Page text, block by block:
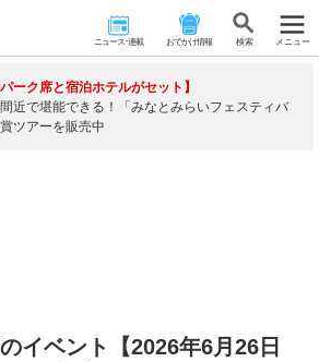
ニュース･連載 おでかけ情報 検 索 メニュー
パーク席と宿泊ホテルがセット】
近で堪能できる！「みなとみらいフェスティバ
ツアーを販売中
イベント【2026年6月26日